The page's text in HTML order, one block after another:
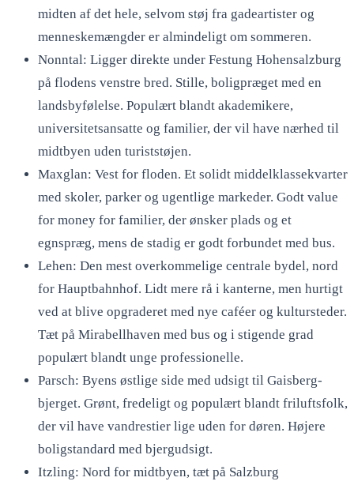
midten af det hele, selvom støj fra gadeartister og
menneskemængder er almindeligt om sommeren.
Nonntal: Ligger direkte under Festung Hohensalzburg
på flodens venstre bred. Stille, boligpræget med en
landsbyfølelse. Populært blandt akademikere,
universitetsansatte og familier, der vil have nærhed til
midtbyen uden turiststøjen.
Maxglan: Vest for floden. Et solidt middelklassekvarter
med skoler, parker og ugentlige markeder. Godt value
for money for familier, der ønsker plads og et
egnspræg, mens de stadig er godt forbundet med bus.
Lehen: Den mest overkommelige centrale bydel, nord
for Hauptbahnhof. Lidt mere rå i kanterne, men hurtigt
ved at blive opgraderet med nye caféer og kultursteder.
Tæt på Mirabellhaven med bus og i stigende grad
populært blandt unge professionelle.
Parsch: Byens østlige side med udsigt til Gaisberg-
bjerget. Grønt, fredeligt og populært blandt friluftsfolk,
der vil have vandrestier lige uden for døren. Højere
boligstandard med bjergudsigt.
Itzling: Nord for midtbyen, tæt på Salzburg